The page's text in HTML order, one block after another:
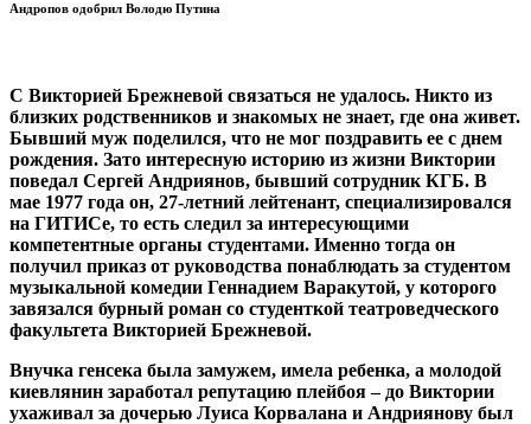
Андропов одобрил Володю Путина
С Викторией Брежневой связаться не удалось. Никто из
близких родственников и знакомых не знает, где она живет.
Бывший муж поделился, что не мог поздравить ее с днем
рождения. Зато интересную историю из жизни Виктории
поведал Сергей Андриянов, бывший сотрудник КГБ. В
мае 1977 года он, 27-летний лейтенант, специализировался
на ГИТИСе, то есть следил за интересующими
компетентные органы студентами. Именно тогда он
получил приказ от руководства понаблюдать за студентом
музыкальной комедии Геннадием Варакутой, у которого
завязался бурный роман со студенткой театроведческого
факультета Викторией Брежневой.
Внучка генсека была замужем, имела ребенка, а молодой
киевлянин заработал репутацию плейбоя – до Виктории
ухаживал за дочерью Луиса Корвалана и Андриянову был